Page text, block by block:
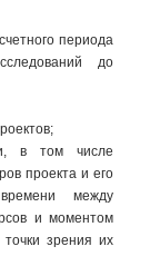
периода
до
в том числе
проекта и его
между
и моментом
зрения их